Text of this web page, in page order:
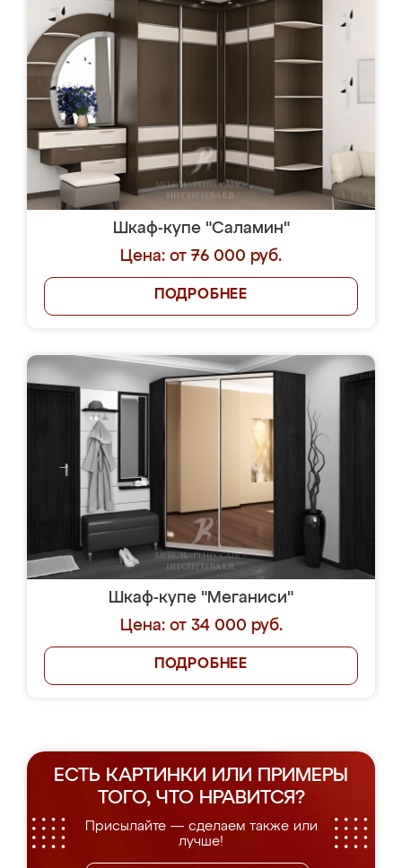
Шкаф-купе "Саламин"
Цена: от 76 000 руб.
ПОДРОБНЕЕ
Шкаф-купе "Меганиси"
Цена: от 34 000 руб.
ПОДРОБНЕЕ
ЕСТЬ КАРТИНКИ ИЛИ ПРИМЕРЫ
ТОГО, ЧТО НРАВИТСЯ?
Присылайте — сделаем также или
лучше!